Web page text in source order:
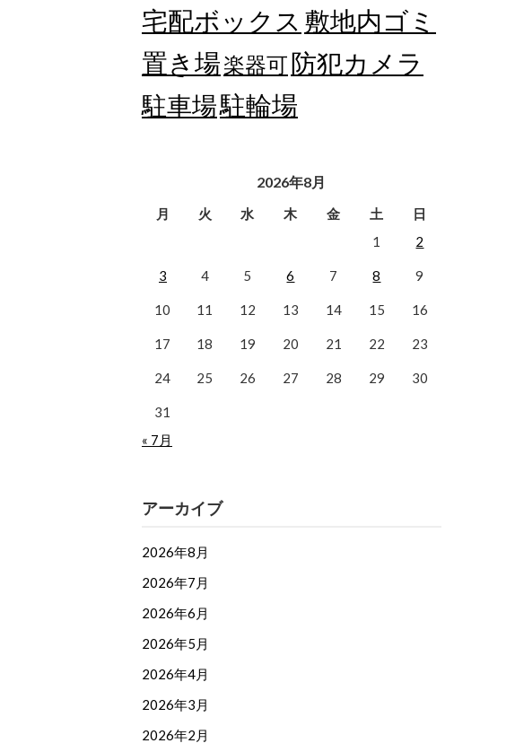
宅配ボックス 敷地内ゴミ
置き場楽器可防犯カメラ
駐車場駐輪場
2026年8月
月 火 水 木 金 土
日
1
2
3 4 5 6 7 8 9
10 11 12 13 14 15 16
17 18 19 20 21 22 23
24 25 26 27 28 29 30
31
« 7月
アーカイブ
2026年8月
2026年7月
2026年6月
2026年5月
2026年4月
2026年3月
2026年2月